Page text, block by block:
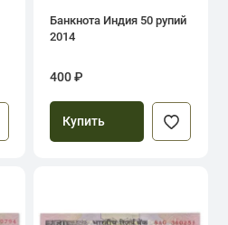
Банкнота Индия 50 рупий
2014
400 ₽
Купить